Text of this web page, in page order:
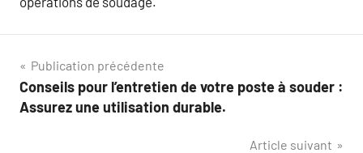
Navigation
de
Publication précédente
Conseils pour l’entretien de votre poste à souder :
Assurez une utilisation durable.
Article suivant